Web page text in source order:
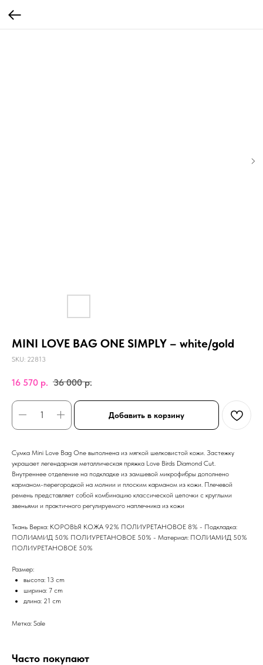
MINI LOVE BAG ONE SIMPLY – white/gold
SKU: 22813
16 570 р. 36 000 р.
Добавить в корзину
Сумка Mini Love Bag One выполнена из мягкой шелковистой кожи. Застежку
украшает легендарная металлическая пряжка Love Birds Diamond Cut.
Внутреннее отделение на подкладке из замшевой микрофибры дополнено
карманом-перегородкой на молнии и плоским карманом из кожи. Плечевой
ремень представляет собой комбинацию классической цепочки с круглыми
звеньями и практичного регулируемого наплечника из кожи
Ткань Верха: КОРОВЬЯ КОЖА 92% ПОЛИУРЕТАНОВОЕ 8% - Подкладка:
ПОЛИАМИД 50% ПОЛИУРЕТАНОВОЕ 50% - Материал: ПОЛИАМИД 50%
ПОЛИУРЕТАНОВОЕ 50%
Размер:
высота: 13 cm
ширина: 7 cm
длина: 21 cm
Метка: Sale
Часто покупают